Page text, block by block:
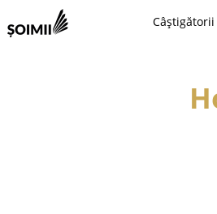
Câștigătorii